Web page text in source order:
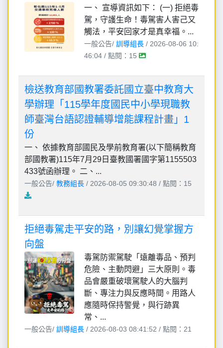
一、 宣導資訊如下： (一) 拒絕毒
駕，守護生命！毒駕害人害己又
觸法，平安回家才是真幸福。...
一般公告/ 訓導組長 / 2026-08-06 10:
46:04 / 點閱：15
檢送教育部國教署委託國立臺中教育大
學辦理「115學年度國民中小學現職教
師臺灣台語認證輔導增能課程計畫」1
份
一、 依據教育部國民及學前教育署(以下簡稱教育
部國教署)115年7月29日臺教國署國字第1155503
433號函辦理。 二、...
一般公告/ 教務組長 / 2026-08-05 09:30:48 / 點閱：15
拒絕毒駕走平安的路，別讓幻覺掌握方
向盤
毒駕防禦駕駛「遠離毒品、預判
危險、主動閃避」三大原則。毒
品會嚴重破壞駕駛人的大腦判
斷、專注力與反應時間。用路人
應隨時保持警覺，與行跡異
常、...
一般公告/ 訓導組長 / 2026-08-03 08:41:52 / 點閱：21